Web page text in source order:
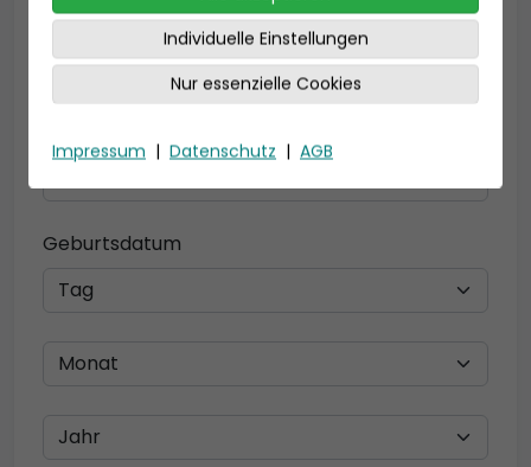
E-Mail *
Geburtsdatum
Individuelle Einstellungen
Nur essenzielle Cookies
Impressum | Datenschutz | AGB